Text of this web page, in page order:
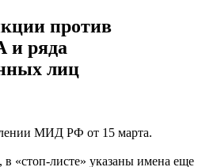
против
и ряда
лиц
МИД РФ от 15 марта.
листе» указаны имена еще